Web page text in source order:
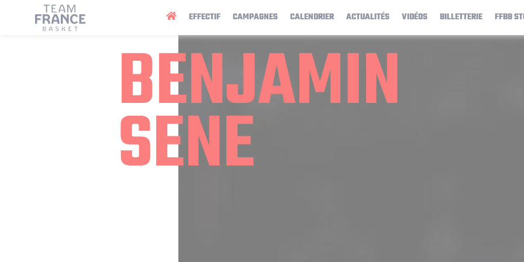
EFFECTIF CAMPAGNES CALENDRIER ACTUALITÉS VIDÉOS BILLETTERIE FFBB
BENJAMIN
SENE
Panneau de gestion des cookies